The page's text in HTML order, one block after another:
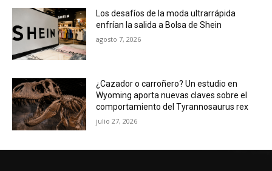
Los desafíos de la moda ultrarrápida
enfrían la salida a Bolsa de Shein
agosto 7, 2026
¿Cazador o carroñero? Un estudio en
Wyoming aporta nuevas claves sobre el
comportamiento del Tyrannosaurus rex
julio 27, 2026